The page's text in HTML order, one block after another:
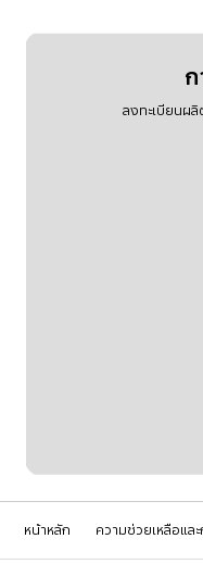
ลงทะเบียนผ
หน้าหลัก ความช่วยเหลือแ